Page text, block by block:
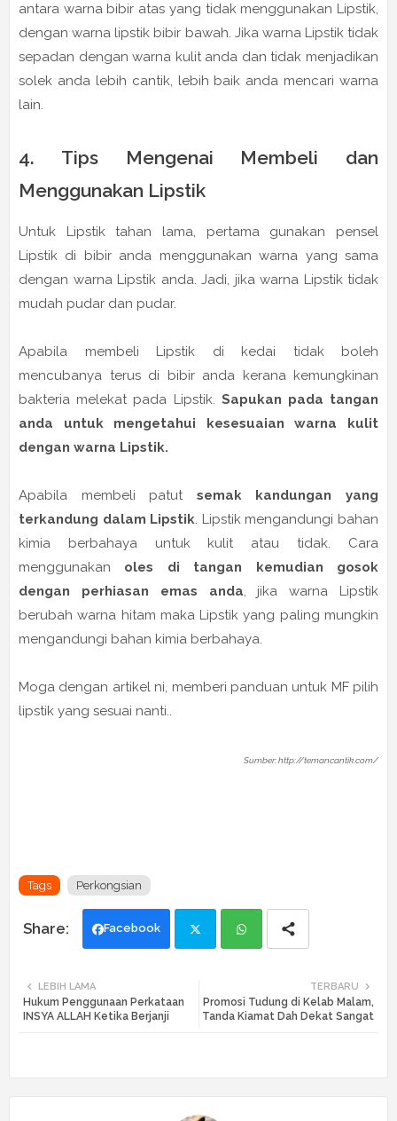
antara warna bibir atas yang tidak menggunakan Lipstik,
dengan warna lipstik bibir bawah. Jika warna Lipstik tidak
sepadan dengan warna kulit anda dan tidak menjadikan
solek anda lebih cantik, lebih baik anda mencari warna
lain.
4. Tips Mengenai Membeli dan
Menggunakan Lipstik
Untuk Lipstik tahan lama, pertama gunakan pensel
Lipstik di bibir anda menggunakan warna yang sama
dengan warna Lipstik anda. Jadi, jika warna Lipstik tidak
mudah pudar dan pudar.
Apabila membeli Lipstik di kedai tidak boleh
mencubanya terus di bibir anda kerana kemungkinan
bakteria melekat pada Lipstik. Sapukan pada tangan
anda untuk mengetahui kesesuaian warna kulit
dengan warna Lipstik.
Apabila membeli patut semak kandungan yang
terkandung dalam Lipstik. Lipstik mengandungi bahan
kimia berbahaya untuk kulit atau tidak. Cara
menggunakan oles di tangan kemudian gosok
dengan perhiasan emas anda, jika warna Lipstik
berubah warna hitam maka Lipstik yang paling mungkin
mengandungi bahan kimia berbahaya.
Moga dengan artikel ni, memberi panduan untuk MF pilih
lipstik yang sesuai nanti..
Sumber: http://temancantik.com/
Tags Perkongsian
Facebook
tte ats
TERBARU
Promosi Tudung di Kelab Malam,
Tanda Kiamat Dah Dekat Sangat
LEBIH LAMA
Hukum Penggunaan Perkataan
INSYA ALLAH Ketika Berjanji